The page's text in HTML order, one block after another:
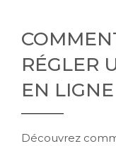
RÉGLER
EN LIGNE
Découvrez